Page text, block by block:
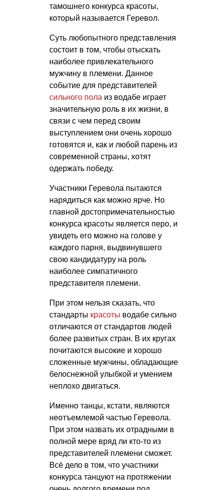
тамошнего конкурса красоты,
который называется Геревол.
Суть любопытного представления
состоит в том, чтобы отыскать
наиболее привлекательного
мужчину в племени. Данное
событие для представителей
сильного пола из водабе играет
значительную роль в их жизни, в
связи с чем перед своим
выступлением они очень хорошо
готовятся и, как и любой парень из
современной страны, хотят
одержать победу.
Участники Геревола пытаются
нарядиться как можно ярче. Но
главной достопримечательностью
конкурса красоты является перо, и
увидеть его можно на голове у
каждого парня, выдвинувшего
свою кандидатуру на роль
наиболее симпатичного
представителя племени.
При этом нельзя сказать, что
стандарты красоты водабе сильно
отличаются от стандартов людей
более развитых стран. В их кругах
почитаются высокие и хорошо
сложенные мужчины, обладающие
белоснежной улыбкой и умением
неплохо двигаться.
Именно танцы, кстати, являются
неотъемлемой частью Геревола.
При этом назвать их отрадными в
полной мере вряд ли кто-то из
представителей племени сможет.
Всё дело в том, что участники
конкурса танцуют на протяжении